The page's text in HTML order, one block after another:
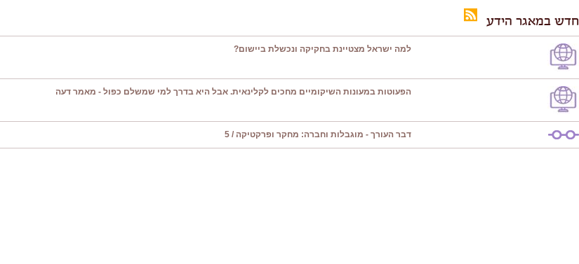
חדש במאגר הידע
למה ישראל מצטיינת בחקיקה ונכשלת ביישום?
הפעוטות במעונות השיקומיים מחכים לקלינאית. אבל היא בדרך למי שמשלם כפול - מאמר דעה
דבר העורך - מוגבלות וחברה: מחקר ופרקטיקה / 5